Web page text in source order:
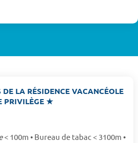
LA RÉSIDENCE VACANCÉOLE
PRIVILÈGE ★
< 100m • Bureau de tabac < 3100m •